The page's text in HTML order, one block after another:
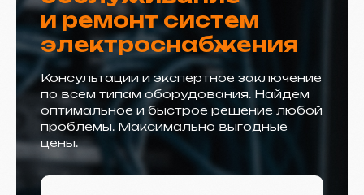
и ремонт систем
электроснабжения
Консультации и экспертное заключение
по всем типам оборудования. Найдем
оптимальное и быстрое решение любой
проблемы. Максимально выгодные
цены.